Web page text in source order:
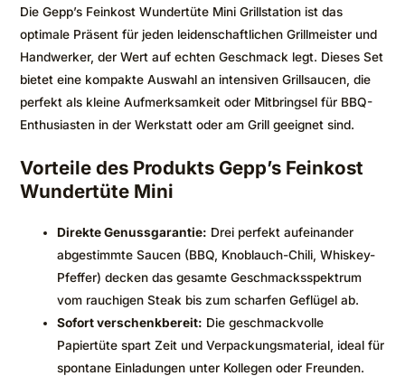
Die Gepp’s Feinkost Wundertüte Mini Grillstation ist das
optimale Präsent für jeden leidenschaftlichen Grillmeister und
Handwerker, der Wert auf echten Geschmack legt. Dieses Set
bietet eine kompakte Auswahl an intensiven Grillsaucen, die
perfekt als kleine Aufmerksamkeit oder Mitbringsel für BBQ-
Enthusiasten in der Werkstatt oder am Grill geeignet sind.
Vorteile des Produkts Gepp’s Feinkost
Wundertüte Mini
Direkte Genussgarantie: Drei perfekt aufeinander
abgestimmte Saucen (BBQ, Knoblauch-Chili, Whiskey-
Pfeffer) decken das gesamte Geschmacksspektrum
vom rauchigen Steak bis zum scharfen Geflügel ab.
Sofort verschenkbereit: Die geschmackvolle
Papiertüte spart Zeit und Verpackungsmaterial, ideal für
spontane Einladungen unter Kollegen oder Freunden.